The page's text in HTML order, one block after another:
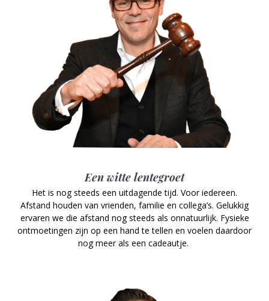
Een witte lentegroet
Het is nog steeds een uitdagende tijd. Voor iedereen.
Afstand houden van vrienden, familie en collega’s. Gelukkig
ervaren we die afstand nog steeds als onnatuurlijk. Fysieke
ontmoetingen zijn op een hand te tellen en voelen daardoor
nog meer als een cadeautje.